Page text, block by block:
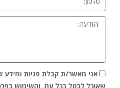
אני מאשר/ת קבלת פניות ומידע
שאוכל לבטל בכל עת, והשימוש